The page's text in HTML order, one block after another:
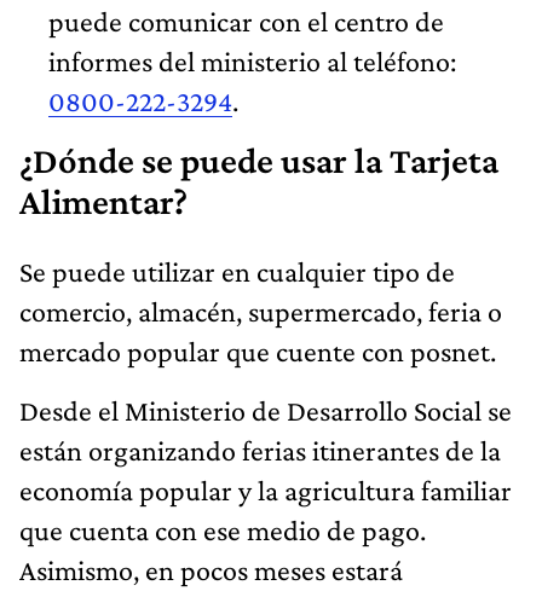
puede comunicar con el centro de
informes del ministerio al teléfono:
0800-222-3294.
¿Dónde se puede usar la Tarjeta
Alimentar?
Se puede utilizar en cualquier tipo de
comercio, almacén, supermercado, feria o
mercado popular que cuente con posnet.
Desde el Ministerio de Desarrollo Social se
están organizando ferias itinerantes de la
economía popular y la agricultura familiar
que cuenta con ese medio de pago.
Asimismo, en pocos meses estará